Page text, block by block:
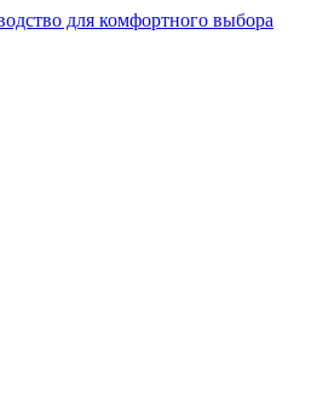
для комфортного выбора